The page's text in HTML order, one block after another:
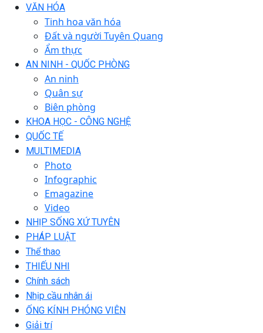
VĂN HÓA
Tinh hoa văn hóa
Đất và người Tuyên Quang
Ẩm thực
AN NINH - QUỐC PHÒNG
An ninh
Quân sự
Biên phòng
KHOA HỌC - CÔNG NGHỆ
QUỐC TẾ
MULTIMEDIA
Photo
Infographic
Emagazine
Video
NHỊP SỐNG XỨ TUYÊN
PHÁP LUẬT
Thể thao
THIẾU NHI
Chính sách
Nhịp cầu nhân ái
ỐNG KÍNH PHÓNG VIÊN
Giải trí